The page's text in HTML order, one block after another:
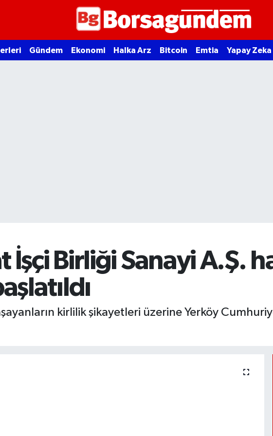
Gündem Ekonomi Halka Arz Bitcoin Emtia Yapay Zeka
İşçi Birliği Sanayi A.Ş.
kirlilik şikayetleri üzerine Yerköy